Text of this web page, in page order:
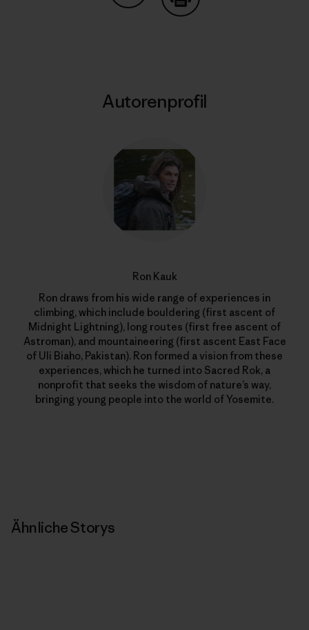
Auf Copy Link teilen
Autorenprofil
Ron Kauk
Ron draws from his wide range of experiences in
climbing, which include bouldering (first ascent of
Midnight Lightning), long routes (first free ascent of
Astroman), and mountaineering (first ascent East Face
of Uli Biaho, Pakistan). Ron formed a vision from these
experiences, which he turned into Sacred Rok, a
nonprofit that seeks the wisdom of nature’s way,
bringing young people into the world of Yosemite.
Ähnliche Storys